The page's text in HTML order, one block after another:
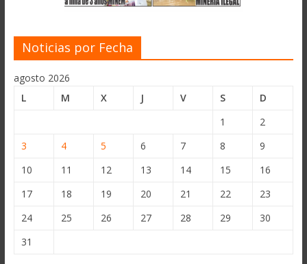
Noticias por Fecha
agosto 2026
L
M X J V S
D
1
2
3
4 5 6 7 8
9
10
11 12 13 14 15
16
17
18 19 20 21 22
23
24
25 26 27 28 29
30
31